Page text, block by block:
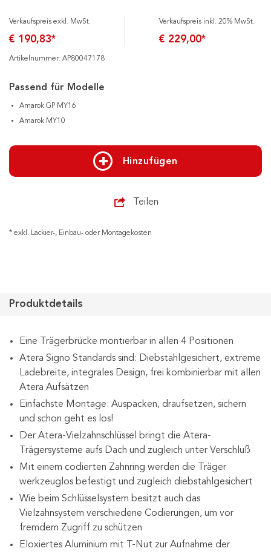
Verkaufspreis exkl. MwSt.
€ 190,83*
Verkaufspreis inkl. 20% MwSt.
€ 229,00*
Artikelnummer: AP80047178
Passend für Modelle
Amarok GP MY16
Amarok MY10
Hinzufügen
Teilen
* exkl. Lackier-, Einbau- oder Montagekosten
Produktdetails
Eine Trägerbrücke montierbar in allen 4 Positionen
Atera Signo Standards sind: Diebstahlgesichert, extreme
Ladebreite, integrales Design, frei kombinierbar mit allen
Atera Aufsätzen
Einfachste Montage: Auspacken, draufsetzen, sichern
und schon geht es los!
Der Atera-Vielzahnschlüssel bringt die Atera-
Trägersysteme aufs Dach und zugleich unter Verschluß
Mit einem codierten Zahnring werden die Träger
werkzeuglos befestigt und zugleich diebstahlgesichert
Wie beim Schlüsselsystem besitzt auch das
Vielzahnsystem verschiedene Codierungen, um vor
fremdem Zugriff zu schützen
Eloxiertes Aluminium mit T-Nut zur Aufnahme der